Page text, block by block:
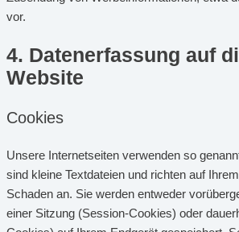
vor.
4. Datenerfassung auf
Website
Cookies
Unsere Internetseiten verwenden so
sind kleine Textdateien und richten auf
Schaden an. Sie werden entweder
einer Sitzung (Session-Cookies) oder